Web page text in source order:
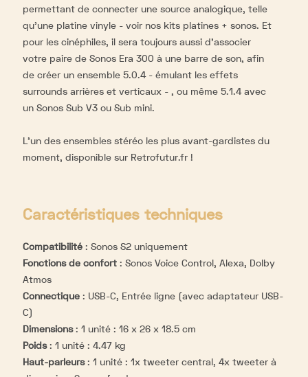
permettant de connecter une source analogique, telle
qu’une platine vinyle - voir nos kits platines + sonos. Et
pour les cinéphiles, il sera toujours aussi d’associer
votre paire de Sonos Era 300 à une barre de son, afin
de créer un ensemble 5.0.4 - émulant les effets
surrounds arrières et verticaux - , ou même 5.1.4 avec
un Sonos Sub V3 ou Sub mini.
L’un des ensembles stéréo les plus avant-gardistes du
moment, disponible sur Retrofutur.fr !
Caractéristiques techniques
Compatibilité : Sonos S2 uniquement
Fonctions de confort : Sonos Voice Control, Alexa, Dolby
Atmos
Connectique : USB-C, Entrée ligne (avec adaptateur USB-
C)
Dimensions: 1 unité : 16 x 26 x 18.5 cm
Poids: 1 unité : 4.47 kg
Haut-parleurs: 1 unité : 1x tweeter central, 4x tweeter à